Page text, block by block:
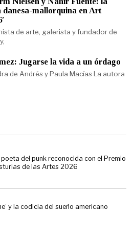
danesa-mallorquina en Art
de arte, galerista y fundador de
Jugarse la vida a un órdago
de Andrés y Paula Macías La autora
del punk reconocida con el Premio
de las Artes 2026
y la codicia del sueño americano